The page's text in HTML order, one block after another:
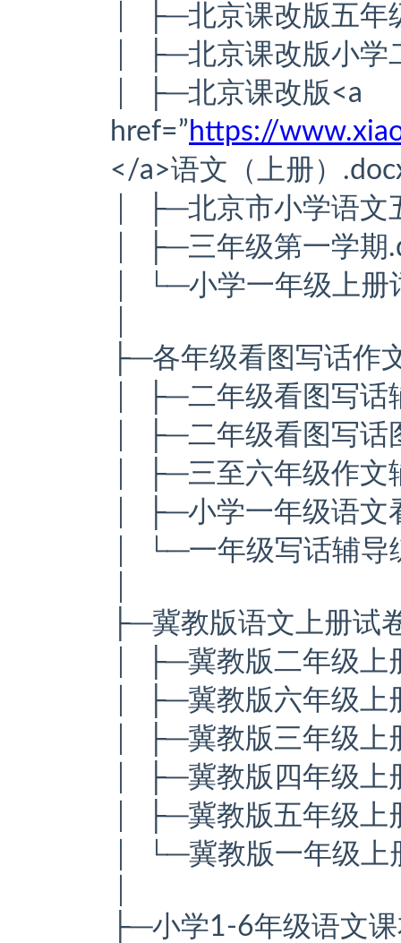
│ ├─北京课改版五年
│ ├─北京课改版小学
│ ├─北京课改版<a
href=” https://
</a>语文（上册）
│ ├─北京市小学语文
│ ├─三年级第一学期
│ └─小学一年级上册
├─各年级看图写话作
│ ├─二年级看图写话
│ ├─二年级看图写话
│ ├─三至六年级作文
│ ├─小学一年级语文
│ └─一年级写话辅导
├─冀教版语文上册试
│ ├─冀教版二年级上
│ ├─冀教版六年级上
│ ├─冀教版三年级上
│ ├─冀教版四年级上
│ ├─冀教版五年级上
│ └─冀教版一年级上
├─小学1-6年级语文